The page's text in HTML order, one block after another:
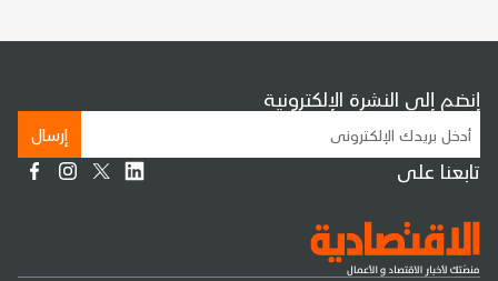
إنضم إلى النشرة الإلكترونية
إرسال
تابعنا على